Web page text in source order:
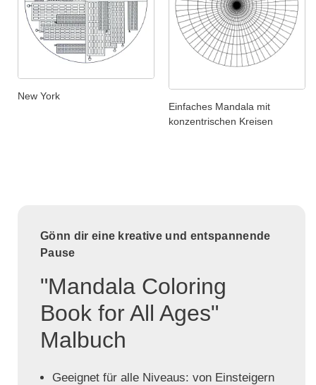
New York
Einfaches Mandala mit
konzentrischen Kreisen
Gönn dir eine kreative und entspannende
Pause
"Mandala Coloring
Book for All Ages"
Malbuch
Geeignet für alle Niveaus: von Einsteigern